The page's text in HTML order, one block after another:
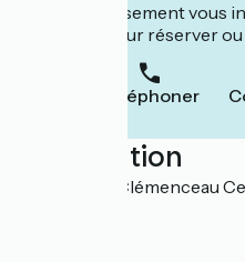
Cet établissement vous
leur site pour réserver
Téléphoner
Localisation
2 boulevard Clémenceau